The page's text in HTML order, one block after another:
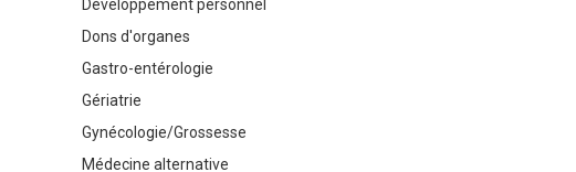
Développement personnel
Dons d'organes
Gastro-entérologie
Gériatrie
Gynécologie/Grossesse
Médecine alternative